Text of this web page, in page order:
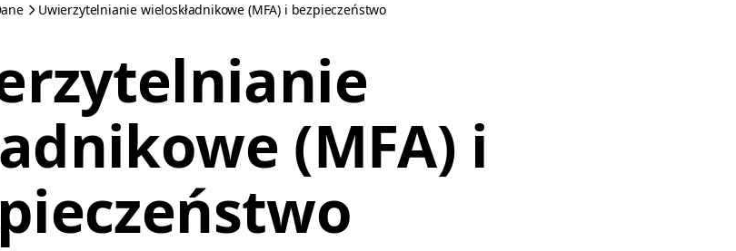
Uwierzytelnianie wieloskładnikowe (MFA) i bezpieczeństwo
(MFA) i